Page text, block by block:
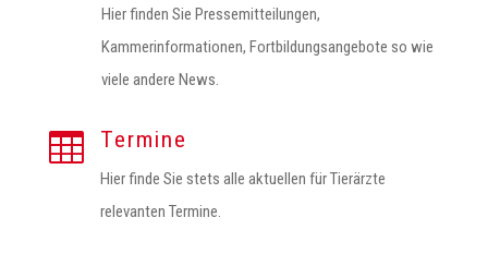
Hier finden Sie Pressemitteilungen,
Kammerinformationen, Fortbildungsangebote so wie
viele andere News.
 Termine
Hier finde Sie stets alle aktuellen für Tierärzte
relevanten Termine.